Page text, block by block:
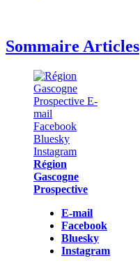
Sommaire Articles
Région
Gascogne
Prospective
E-mail
Facebook
Bluesky
Instagram